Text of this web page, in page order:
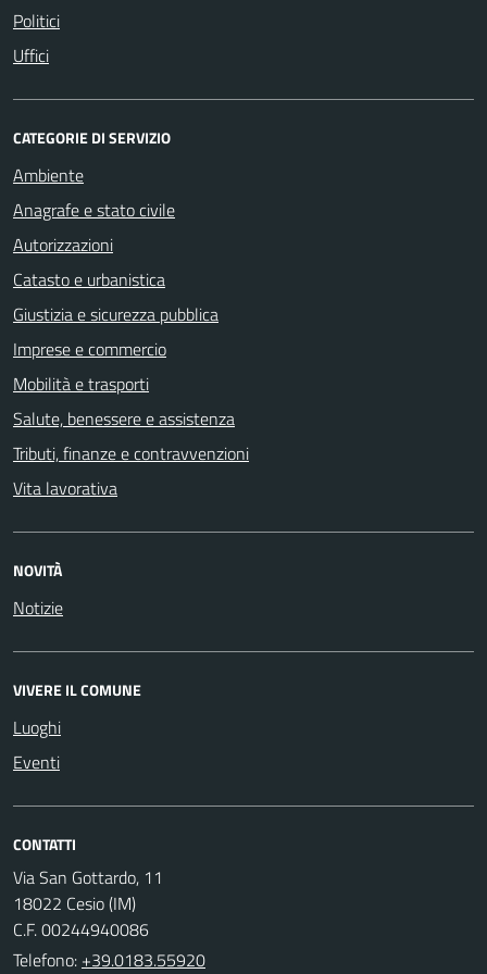
Politici
Uffici
CATEGORIE DI SERVIZIO
Ambiente
Anagrafe e stato civile
Autorizzazioni
Catasto e urbanistica
Giustizia e sicurezza pubblica
Imprese e commercio
Mobilità e trasporti
Salute, benessere e assistenza
Tributi, finanze e contravvenzioni
Vita lavorativa
NOVITÀ
Notizie
VIVERE IL COMUNE
Luoghi
Eventi
CONTATTI
Via San Gottardo, 11
18022 Cesio (IM)
C.F. 00244940086
Telefono: +39.0183.55920